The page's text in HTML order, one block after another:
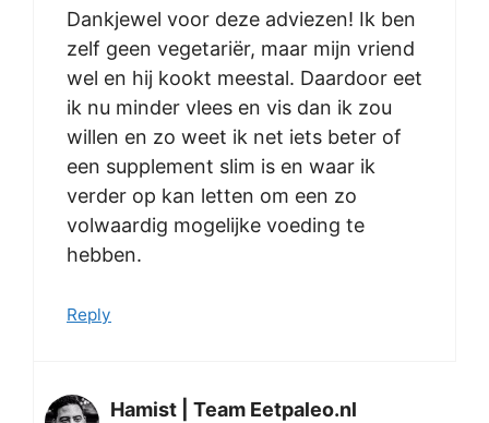
Dankjewel voor deze adviezen! Ik ben
zelf geen vegetariër, maar mijn vriend
wel en hij kookt meestal. Daardoor eet
ik nu minder vlees en vis dan ik zou
willen en zo weet ik net iets beter of
een supplement slim is en waar ik
verder op kan letten om een zo
volwaardig mogelijke voeding te
hebben.
Reply
Hamist | Team Eetpaleo.nl